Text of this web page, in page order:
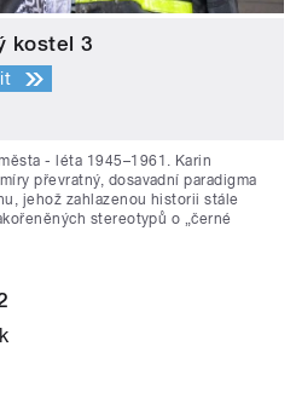
kostel 3
- léta 1945–1961. Karin
převratný, dosavadní paradigma
jehož zahlazenou historii stále
stereotypů o „černé